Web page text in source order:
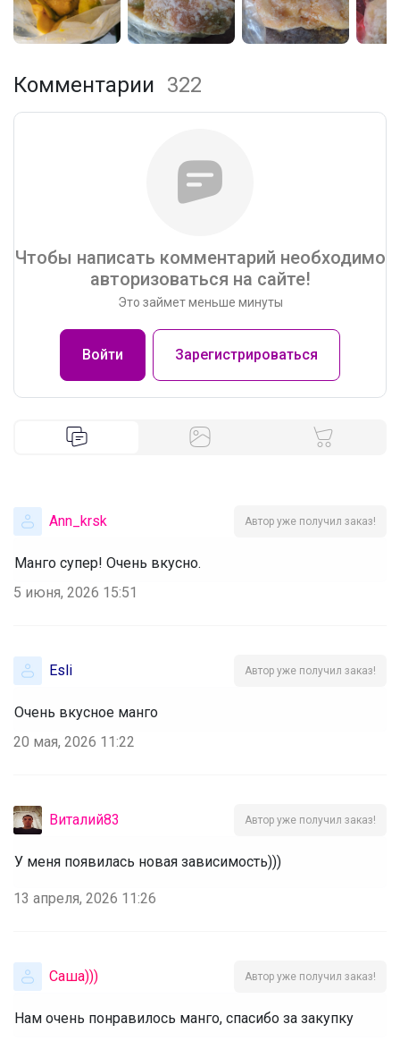
Комментарии 322
Чтобы написать комментарий необходимо
авторизоваться на сайте!
Это займет меньше минуты
Войти Зарегистрироваться
Ann_krsk Автор уже получил заказ!
Манго супер! Очень вкусно.
5 июня, 2026 15:51
Esli Автор уже получил заказ!
Очень вкусное манго
20 мая, 2026 11:22
Виталий83 Автор уже получил заказ!
У меня появилась новая зависимость)))
13 апреля, 2026 11:26
Саша))) Автор уже получил заказ!
Нам очень понравилось манго, спасибо за закупку